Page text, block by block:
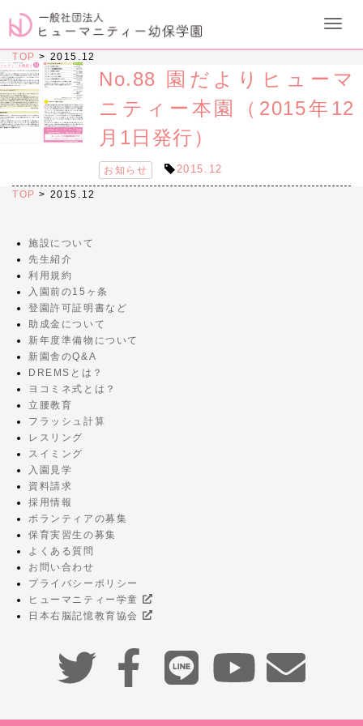
TOP > 2015.12
No.88 園だよりヒューマ
ニティー本園（2015年12
月1日発行）
お知らせ 2015.12
TOP > 2015.12
施設について
先生紹介
利用規約
入園前の15ヶ条
登園許可証明書など
助成金について
新年度準備物について
新園舎のQ&A
DREMSとは？
ヨコミネ式とは？
立腰教育
フラッシュ計算
レスリング
スイミング
入園見学
資料請求
採用情報
ボランティアの募集
保育実習生の募集
よくある質問
お問い合わせ
プライバシーポリシー
ヒューマニティー学童
日本右脳記憶教育協会